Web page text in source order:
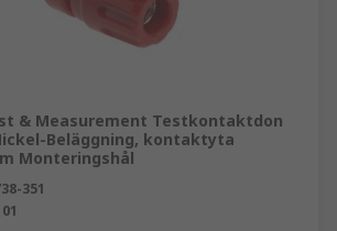
& Measurement Testkontaktdon
Beläggning, kontaktyta
Monteringshål
351